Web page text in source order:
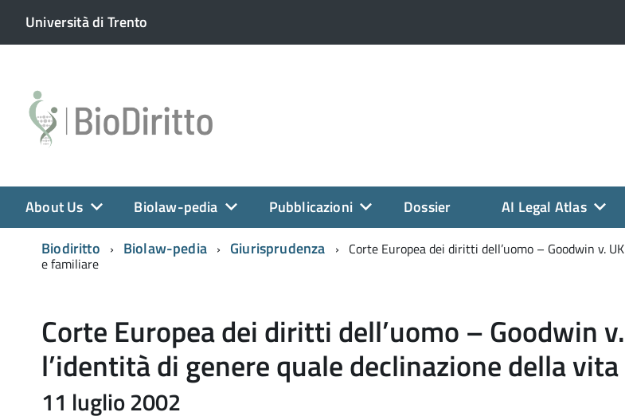
Università di Trento
About Us Biolaw-pedia Pubblicazioni Dossier AI Legal Atlas
Biodiritto
Biolaw-pedia Giurisprudenza Corte Europea dei diritti dell’uomo – Goodwin v.
e familiare
Corte Europea dei diritti dell’uomo – Goodwin
l’identità di genere quale declinazione della
11 luglio 2002